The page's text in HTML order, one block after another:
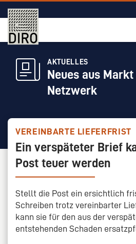
AKTUELLES
Neues aus Markt
Netzwerk
VEREINBARTE LIEFERFRIST
Ein verspäteter Brief
Post teuer werden
Stellt die Post ein ersichtlich
Schreiben trotz vereinbarter
kann sie für den aus der
entstehenden Schaden